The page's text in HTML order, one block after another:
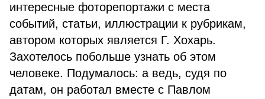
интересные фоторепортажи с места
событий, статьи, иллюстрации к рубрикам,
автором которых является Г. Хохарь.
Захотелось побольше узнать об этом
человеке. Подумалось: а ведь, судя по
датам, он работал вместе с Павлом